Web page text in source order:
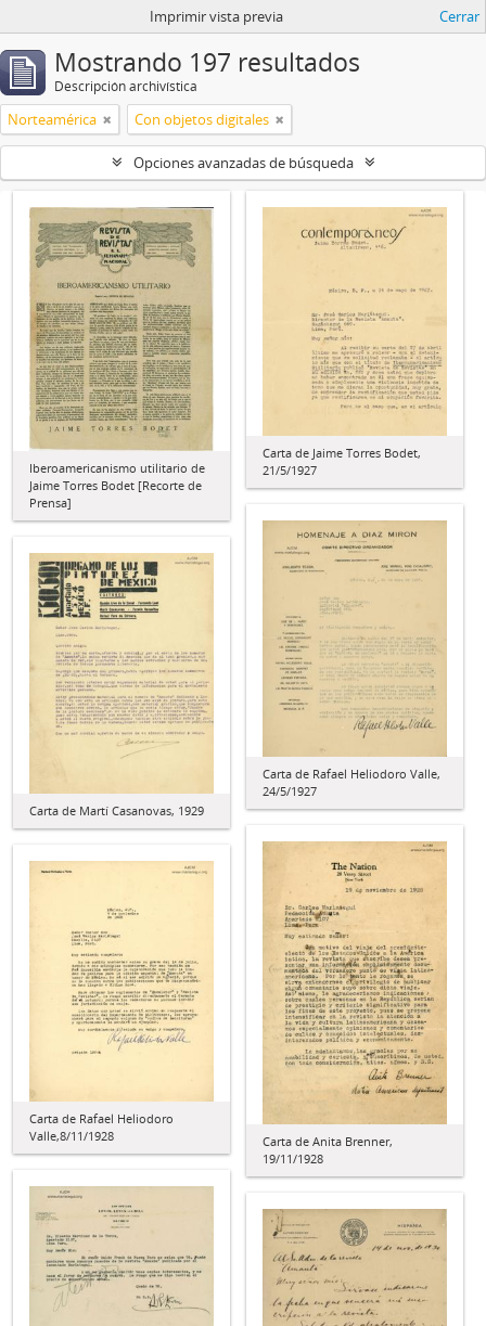
Imprimir vista previa Cerrar
Mostrando 197 resultados
Descripción archivística
Norteamérica Con objetos digitales
Opciones avanzadas de búsqueda
Iberoamericanismo utilitario de
Jaime Torres Bodet [Recorte de
Prensa]
Carta de Jaime Torres Bodet,
21/5/1927
Carta de Rafael Heliodoro Valle,
24/5/1927
Carta de Martí Casanovas, 1929
Carta de Anita Brenner,
19/11/1928
Carta de Rafael Heliodoro
Valle,8/11/1928